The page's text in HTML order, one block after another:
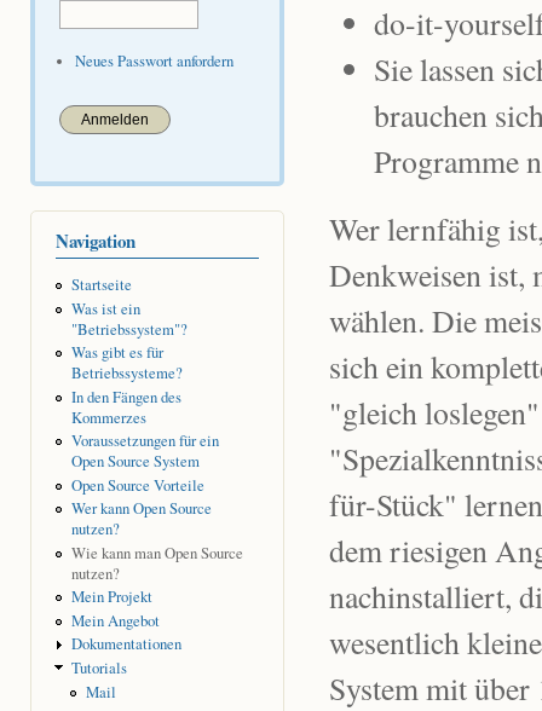
Neues Passwort anfordern
Navigation
Startseite
Was ist ein
"Betriebssystem"?
Was gibt es für
Betriebssysteme?
In den Fängen des
Kommerzes
Voraussetzungen für ein
Open Source System
Open Source Vorteile
Wer kann Open Source
nutzen?
Wie kann man Open Source
nutzen?
Mein Projekt
Mein Angebot
Dokumentationen
Tutorials
Mail
do-it-
Sie lassen
brauchen
Programme
Wer lernfähig
Denkweisen ist,
wählen. Die
sich ein
"gleich
für-Stück"
dem riesigen
nachinstalliert,
wesentlich
System mit